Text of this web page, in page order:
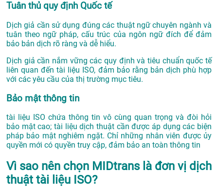
Tuân thủ quy định Quốc tế
Dịch giả cần sử dụng đúng các thuật ngữ chuyên ngành và
tuân theo ngữ pháp, cấu trúc của ngôn ngữ đích để đảm
bảo bản dịch rõ ràng và dễ hiểu.
Dịch giả cần nắm vững các quy định và tiêu chuẩn quốc tế
liên quan đến tài liệu ISO, đảm bảo rằng bản dịch phù hợp
với các yêu cầu của thị trường mục tiêu.
Bảo mật thông tin
tài liệu ISO chứa thông tin vô cùng quan trọng và đòi hỏi
bảo mật cao; tài liệu dịch thuật cần được áp dụng các biện
pháp bảo mật nghiêm ngặt. Chỉ những nhân viên được ủy
quyền mới có quyền truy cập, đảm bảo an toàn thông tin
Vì sao nên chọn MIDtrans là đơn vị dịch
thuật tài liệu ISO?